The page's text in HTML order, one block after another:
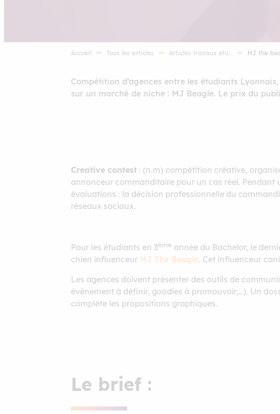
Accueil Tous les articles Articles travaux étu… MJ the
Compétition d’agences entre les étudiants
sur un marché de niche : MJ Beagle. Le prix du
Creative contest : (n.m) compétition créative,
annonceur commanditaire pour un cas réel.
évaluations : la décision professionnelle du
réseaux sociaux.
Pour les étudiants en 3ème année du Bachelor, le
chien influenceur MJ The Beagle. Cet influenceur
Les agences doivent présenter des outils de
événement à définir, goodies à promouvoir,…). Un
complète les propositions graphiques.
Le brief :